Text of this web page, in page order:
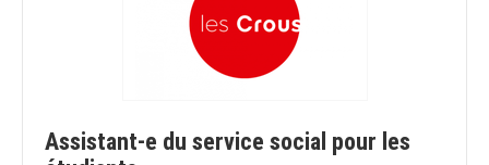
Assistant-e du service social pour les